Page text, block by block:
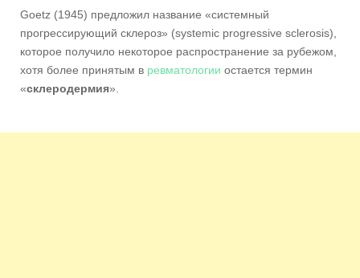
Goetz (1945) предложил название «системный
прогрессирующий склероз» (systemic progressive sclerosis),
которое получило некоторое распространение за рубежом,
хотя более принятым в ревматологии остается термин
«склеродермия».